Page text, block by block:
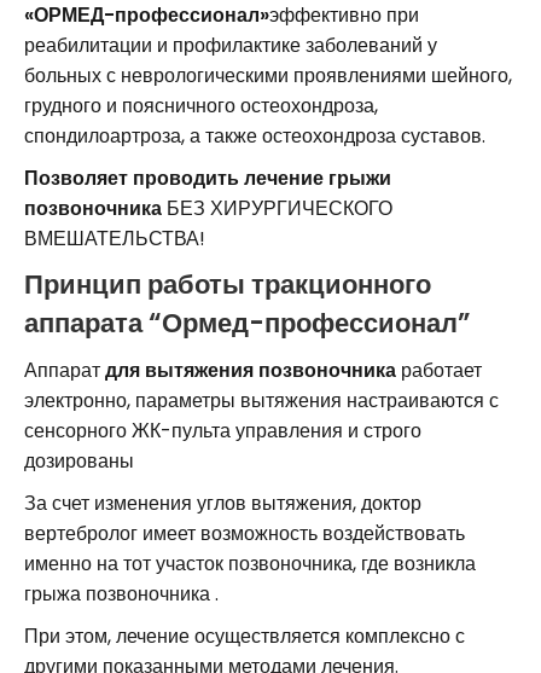
«ОРМЕД-профессионал»эффективно при
реабилитации и профилактике заболеваний у
больных с неврологическими проявлениями шейного,
грудного и поясничного остеохондроза,
спондилоартроза, а также остеохондроза суставов.
Позволяет проводить лечение грыжи
позвоночника БЕЗ ХИРУРГИЧЕСКОГО
ВМЕШАТЕЛЬСТВА!
Принцип работы тракционного
аппарата “Ормед-профессионал”
Аппаратдля вытяжения позвоночника работает
электронно, параметры вытяжения настраиваются с
сенсорного ЖК-пульта управления и строго
дозированы
За счет изменения углов вытяжения, доктор
вертебролог имеет возможность воздействовать
именно на тот участок позвоночника, где возникла
грыжа позвоночника .
При этом, лечение осуществляется комплексно с
другими показанными методами лечения.